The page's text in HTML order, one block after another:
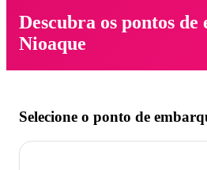
Descubra os pontos de
Nioaque
Selecione o ponto de